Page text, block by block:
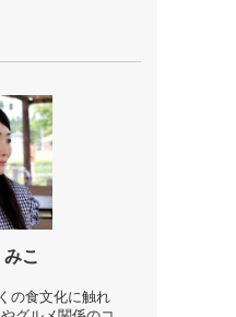
こ
の食文化に触れ